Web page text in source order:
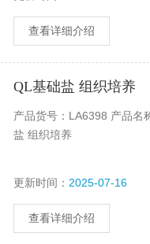
查看详细介绍
QL基础盐 组织培养
产品货号：LA6398 产品名
盐 组织培养
更新时间： 2025-07-16
查看详细介绍